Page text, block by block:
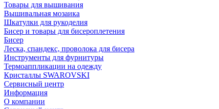
Товары для вышивания
Вышивальная мозаика
Шкатулки для рукоделия
Бисер и товары для бисероплетения
Бисер
Леска, спандекс, проволока для бисера
Инструменты для фурнитуры
Термоаппликации на одежду
Кристаллы SWAROVSKI
Сервисный центр
Информация
О компании